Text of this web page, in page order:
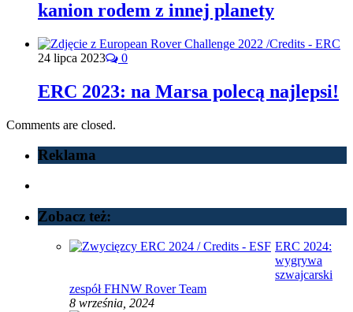
kanion rodem z innej planety
24 lipca 2023 0
ERC 2023: na Marsa polecą najlepsi!
Comments are closed.
Reklama
Zobacz też:
ERC 2024:
wygrywa
szwajcarski
zespół FHNW Rover Team
8 września, 2024